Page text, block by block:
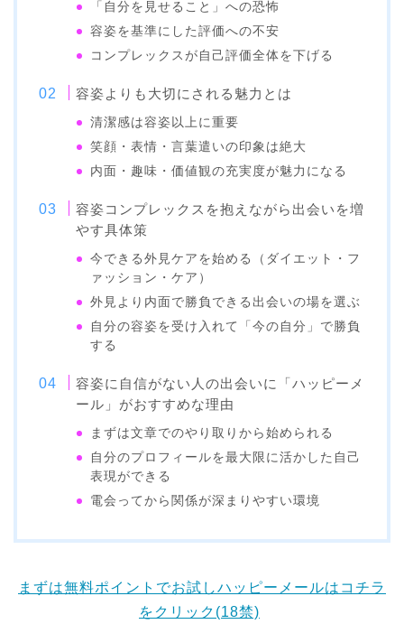
「自分を見せること」への恐怖
容姿を基準にした評価への不安
コンプレックスが自己評価全体を下げる
容姿よりも大切にされる魅力とは
清潔感は容姿以上に重要
笑顔・表情・言葉遣いの印象は絶大
内面・趣味・価値観の充実度が魅力になる
容姿コンプレックスを抱えながら出会いを増
やす具体策
今できる外見ケアを始める（ダイエット・フ
ァッション・ケア）
外見より内面で勝負できる出会いの場を選ぶ
自分の容姿を受け入れて「今の自分」で勝負
する
容姿に自信がない人の出会いに「ハッピーメ
ール」がおすすめな理由
まずは文章でのやり取りから始められる
自分のプロフィールを最大限に活かした自己
表現ができる
電会ってから関係が深まりやすい環境
まずは無料ポイントでお試しハッピーメールはコチラ
をクリック(18禁)